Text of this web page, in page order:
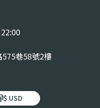
巷58號2樓
$ USD